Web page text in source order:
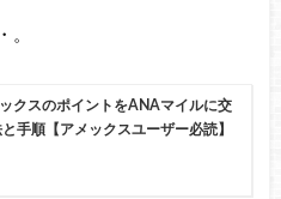
クスのポイントをANAマイルに交
手順【アメックスユーザー必読】